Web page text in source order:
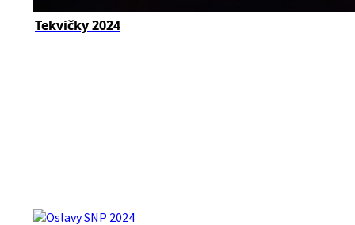
Tekvičky 2024